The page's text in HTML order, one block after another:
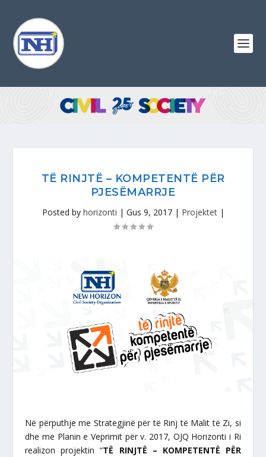
TË RINJTË – KOMPETENTË PËR
PJESËMARRJE
Posted by horizonti | Gus 9, 2017| Projektet|
Në përputhje me Strategjinë për të Rinj të Malit të Zi, si
dhe me Planin e Veprimit për v. 2017, OJQ Horizonti i Ri
realizon projektin “TË RINJTË – KOMPETENTË PËR